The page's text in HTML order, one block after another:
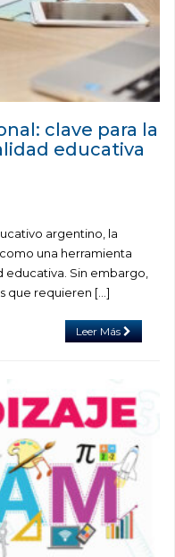
clave para la
educativa
argentino, la
una herramienta
educativa. Sin embargo,
que requieren […]
Leer Más